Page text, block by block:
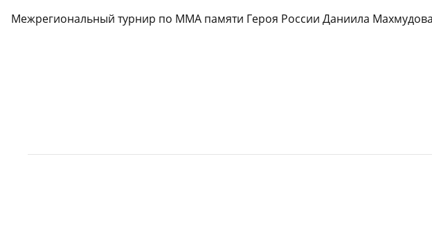
Межрегиональный турнир по ММА памяти Героя России Даниила